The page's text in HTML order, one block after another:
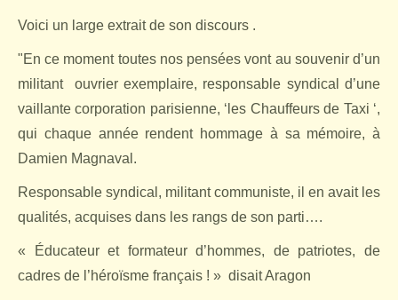
Voici un large extrait de son discours .
"En ce moment toutes nos pensées vont au souvenir d’un
militant
ouvrier exemplaire, responsable syndical d’une
vaillante corporation parisienne, ‘les Chauffeurs de Taxi ‘,
qui chaque année rendent hommage à sa mémoire, à
Damien Magnaval.
Responsable syndical, militant communiste, il en avait les
qualités, acquises dans les rangs de son parti….
« Éducateur et formateur d’hommes, de patriotes, de
cadres de l’héroïsme français ! » disait Aragon